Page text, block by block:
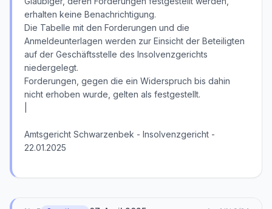
erhalten keine Benachrichtigung.
Die Tabelle mit den Forderungen und die
Anmeldeunterlagen werden zur Einsicht der Beteiligten
auf der Geschäftsstelle des Insolvenzgerichts
niedergelegt.
Forderungen, gegen die ein Widerspruch bis dahin
nicht erhoben wurde, gelten als festgestellt.
Amtsgericht Schwarzenbek - Insolvenzgericht -
22.01.2025